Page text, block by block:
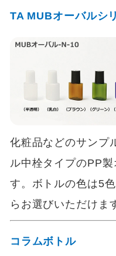
TA MUBオーバルシ
化粧品などのサンプ
ル中栓タイプのPP
す。ボトルの色は5
らお選びいただけま
コラムボトル